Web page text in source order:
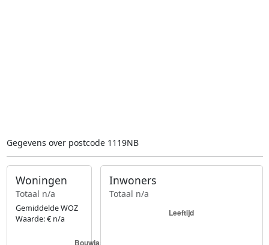
Gegevens over postcode 1119NB
Woningen
Totaal n/a
Gemiddelde WOZ
Waarde: € n/a
Inwoners
Totaal n/a